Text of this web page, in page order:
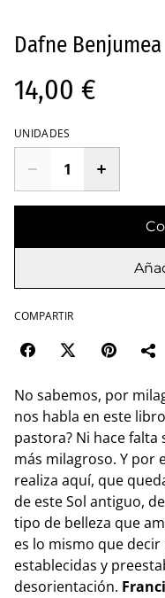
Dafne Benjumea
14,00 €
UNIDADES
COMPARTIR
No sabemos, por
nos habla en este
pastora? Ni hace
más milagroso. Y por
realiza aquí, que
de este Sol antiguo,
tipo de belleza que
es lo mismo que
establecidas y
desorientación.